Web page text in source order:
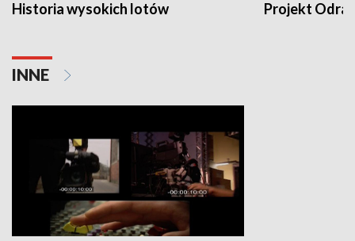
Historia wysokich lotów Projekt Odra
INNE